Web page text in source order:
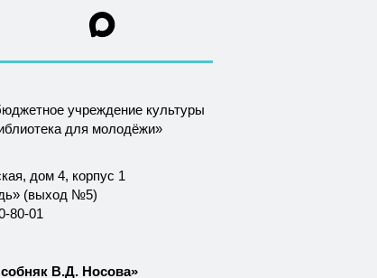
учреждение культуры
для молодёжи»
дом 4, корпус 1
(выход №5)
80-01
В.Д. Носова»